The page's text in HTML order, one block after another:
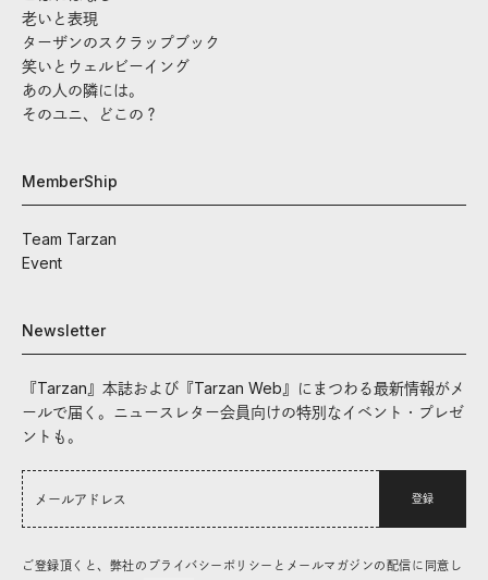
老いと表現
ターザンのスクラップブック
笑いとウェルビーイング
あの人の隣には。
そのユニ、どこの？
MemberShip
Team Tarzan
Event
Newsletter
『Tarzan』本誌および『Tarzan Web』にまつわる最新情報がメ
ールで届く。ニュースレター会員向けの特別なイベント・プレゼ
ントも。
登録
ご登録頂くと、弊社のプライバシーポリシーとメールマガジンの配信に同意し